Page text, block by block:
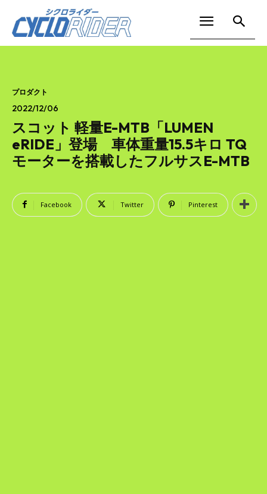
プロダクト
2022/12/06
スコット 軽量E-MTB「LUMEN
eRIDE」登場 車体重量15.5キロ TQ
モーターを搭載したフルサスE-MTB
Facebook Twitter Pinterest